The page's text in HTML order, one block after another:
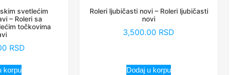
svetlećim
– Roleri sa
točkovima
RSD
korpu
Roleri ljubičasti novi – Roleri ljubičasti
novi
3,500.00 RSD
Dodaj u korpu